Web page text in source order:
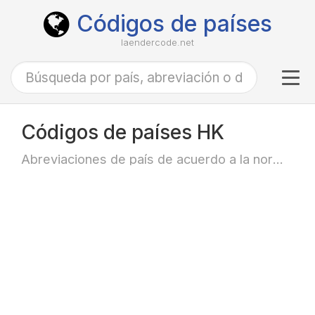
Códigos de países
laendercode.net
Códigos de países HK
Abreviaciones de país de acuerdo a la norma ISO-3166 alfa-2